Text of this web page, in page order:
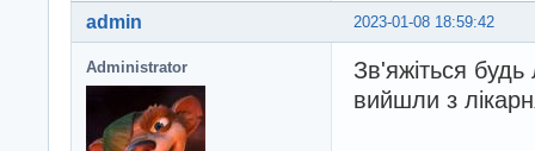
2023-01-08 18:59:42
admin
Administrator
Зв'яжіться
вийшли з